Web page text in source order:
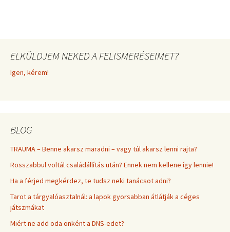
ELKÜLDJEM NEKED A FELISMERÉSEIMET?
Igen, kérem!
BLOG
TRAUMA – Benne akarsz maradni – vagy túl akarsz lenni rajta?
Rosszabbul voltál családállítás után? Ennek nem kellene így lennie!
Ha a férjed megkérdez, te tudsz neki tanácsot adni?
Tarot a tárgyalóasztalnál: a lapok gyorsabban átlátják a céges
játszmákat
Miért ne add oda önként a DNS-edet?